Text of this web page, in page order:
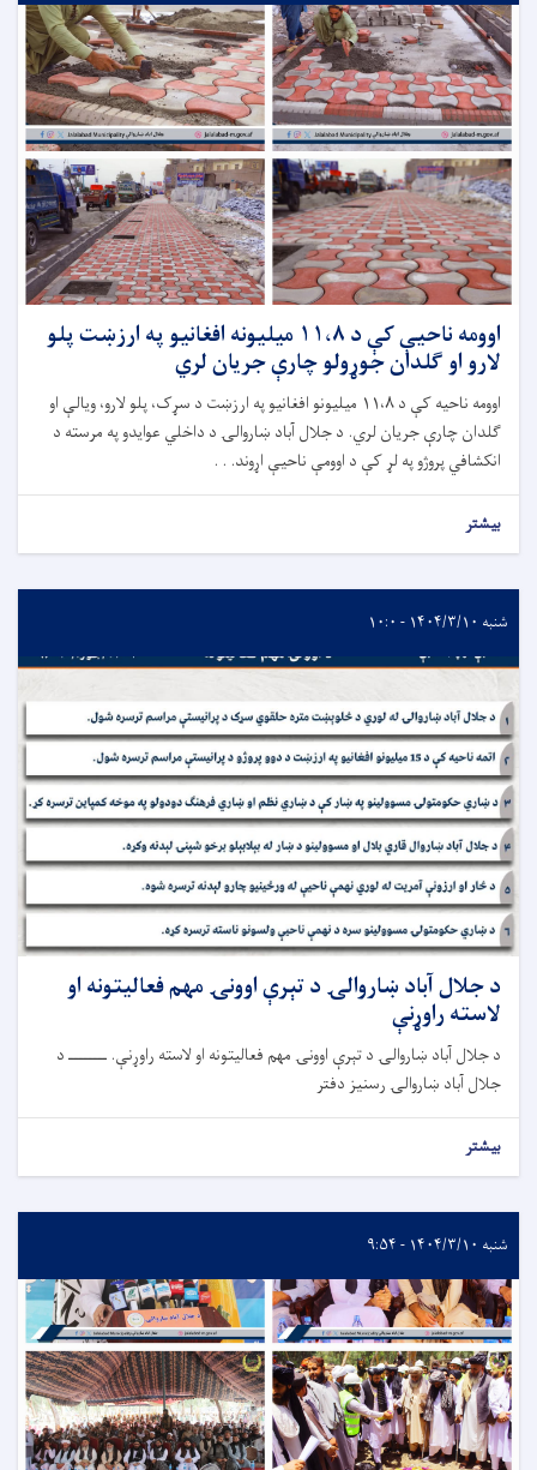
اوومه ناحیې کې د ١١،٨ ميليونه افغانيو په ارزښت پلو
لارو او ګلدان جوړولو چارې جریان لري
اوومه ناحیه کې د ۱۱،۸ میلیونو افغانیو په ارزښت د سړک، پلو لارو، ویالې او
ګلدان چارې جریان لري. د جلال آباد ښاروالۍ د داخلي عوایدو په مرسته د
انکشافي پروژو په لړ کې د اوومې ناحیې اړوند. . .
بیشتر
شنبه ۱۴۰۴/۳/۱۰ - ۱۰:۰
د جلال آباد ښاروالۍ د تېرې اوونۍ مهم فعالیتونه او
لاسته راوړنې
د جلال آباد ښاروالۍ د تېرې اوونۍ مهم فعالیتونه او لاسته راوړنې. ــــــــ د
جلال آباد ښاروالۍ رسنیز دفتر
بیشتر
شنبه ۱۴۰۴/۳/۱۰ - ۹:۵۴